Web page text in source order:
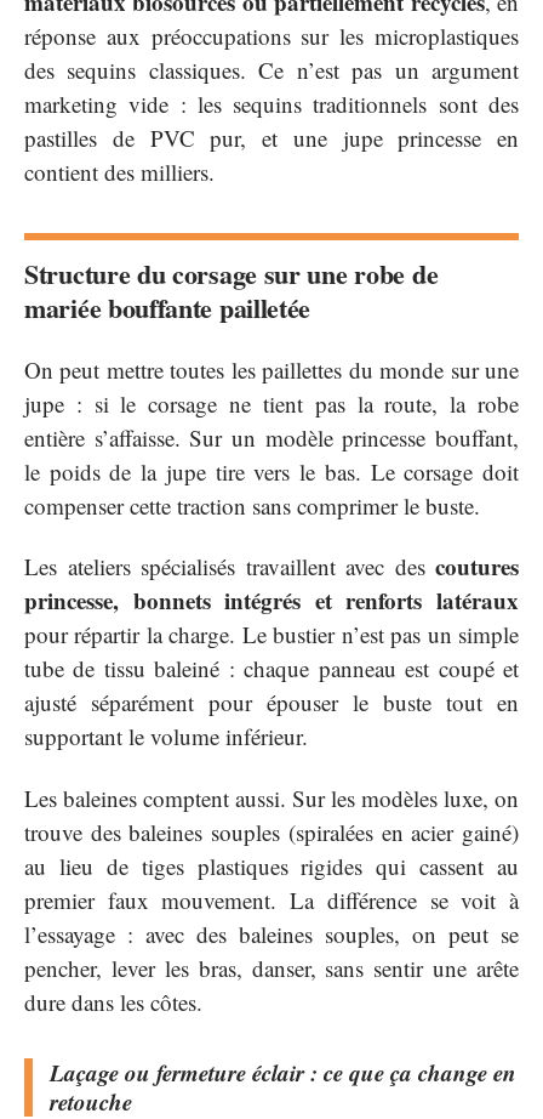
réponse aux préoccupations sur les microplastiques
des sequins classiques. Ce n’est pas un argument
marketing vide : les sequins traditionnels sont des
pastilles de PVC pur, et une jupe princesse en
contient des milliers.
Structure du corsage sur une robe de
mariée bouffante pailletée
On peut mettre toutes les paillettes du monde sur une
jupe : si le corsage ne tient pas la route, la robe
entière s’affaisse. Sur un modèle princesse bouffant,
le poids de la jupe tire vers le bas. Le corsage doit
compenser cette traction sans comprimer le buste.
Les ateliers spécialisés travaillent avec des coutures
princesse, bonnets intégrés et renforts latéraux
pour répartir la charge. Le bustier n’est pas un simple
tube de tissu baleiné : chaque panneau est coupé et
ajusté séparément pour épouser le buste tout en
supportant le volume inférieur.
Les baleines comptent aussi. Sur les modèles luxe, on
trouve des baleines souples (spiralées en acier gainé)
au lieu de tiges plastiques rigides qui cassent au
premier faux mouvement. La différence se voit à
l’essayage : avec des baleines souples, on peut se
pencher, lever les bras, danser, sans sentir une arête
dure dans les côtes.
Laçage ou fermeture éclair : ce que ça change en
retouche